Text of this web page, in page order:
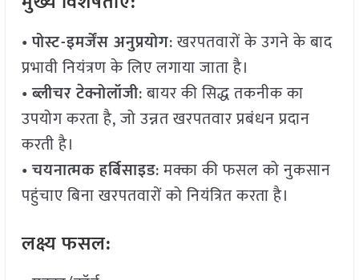
•पोस्ट-इमर्जेंस अनुप्रयोग: खरपतवारों के उगने के बाद
प्रभावी नियंत्रण के लिए लगाया जाता है।
•ब्लीचर टेक्नोलॉजी: बायर की सिद्ध तकनीक का
उपयोग करता है, जो उन्नत खरपतवार प्रबंधन प्रदान
करती है।
•चयनात्मक हर्बिसाइड: मक्का की फसल को नुकसान
पहुंचाए बिना खरपतवारों को नियंत्रित करता है।
लक्ष्य फसल: